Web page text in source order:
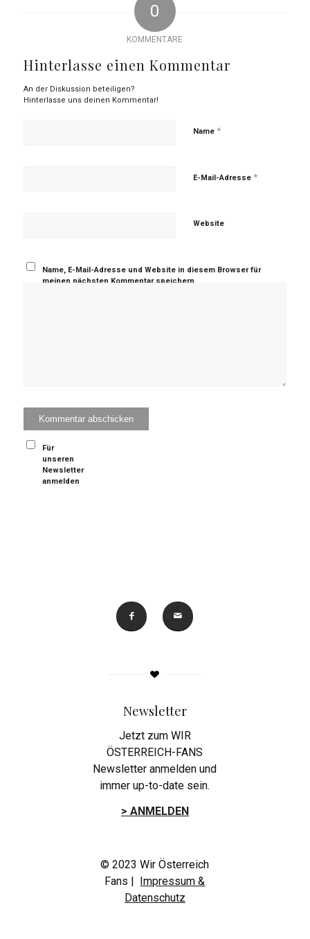
0
KOMMENTARE
Hinterlasse einen Kommentar
An der Diskussion beteiligen?
Hinterlasse uns deinen Kommentar!
Name *
E-Mail-Adresse *
Website
Name, E-Mail-Adresse und Website in diesem Browser für
meinen nächsten Kommentar speichern.
Für
unseren
Newsletter
anmelden
Newsletter
Jetzt zum WIR
ÖSTERREICH-FANS
Newsletter anmelden und
immer up-to-date sein.
> ANMELDEN
© 2023 Wir Österreich
Fans | Impressum &
Datenschutz